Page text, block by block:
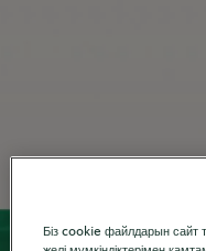
Біз cookie файлдарын сайт